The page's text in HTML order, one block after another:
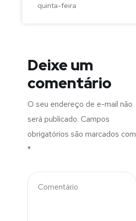
quinta-feira
Deixe um
comentário
O seu endereço de e-mail não
será publicado. Campos
obrigatórios são marcados com
*